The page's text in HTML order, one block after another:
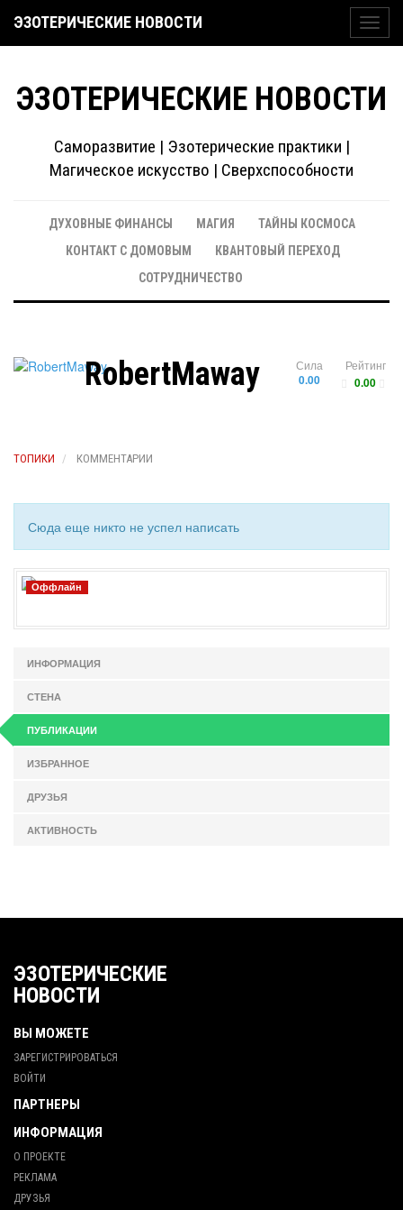
ЭЗОТЕРИЧЕСКИЕ НОВОСТИ
ЭЗОТЕРИЧЕСКИЕ НОВОСТИ
Саморазвитие | Эзотерические практики |
Магическое искусство | Сверхспособности
ДУХОВНЫЕ ФИНАНСЫ МАГИЯ
ТАЙНЫ КОСМОСА
КОНТАКТ С ДОМОВЫМ
КВАНТОВЫЙ ПЕРЕХОД
СОТРУДНИЧЕСТВО
Рейтинг
0.00
Сила
0.00
RobertMaway
ТОПИКИ КОММЕНТАРИИ
Сюда еще никто не успел написать
Оффлайн
ИНФОРМАЦИЯ
СТЕНА
ПУБЛИКАЦИИ
ИЗБРАННОЕ
ДРУЗЬЯ
АКТИВНОСТЬ
ЭЗОТЕРИЧЕСКИЕ
НОВОСТИ
ВЫ МОЖЕТЕ
ЗАРЕГИСТРИРОВАТЬСЯ
ВОЙТИ
ПАРТНЕРЫ
ИНФОРМАЦИЯ
О ПРОЕКТЕ
РЕКЛАМА
ДРУЗЬЯ